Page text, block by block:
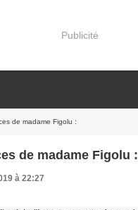
Publicité
de madame Figolu :
de madame Figolu :
à 22:27